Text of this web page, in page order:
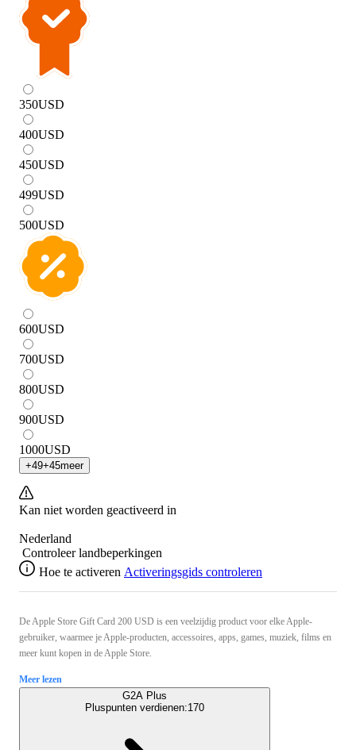
350USD
400USD
450USD
499USD
500USD
600USD
700USD
800USD
900USD
1000USD
+49+45meer
Kan niet worden geactiveerd in
Nederland
Controleer landbeperkingen
Hoe te activeren Activeringsgids controleren
De Apple Store Gift Card 200 USD is een veelzijdig product voor elke Apple-
gebruiker, waarmee je Apple-producten, accessoires, apps, games, muziek, films en
meer kunt kopen in de Apple Store.
Meer lezen
G2A Plus
Pluspunten verdienen:170